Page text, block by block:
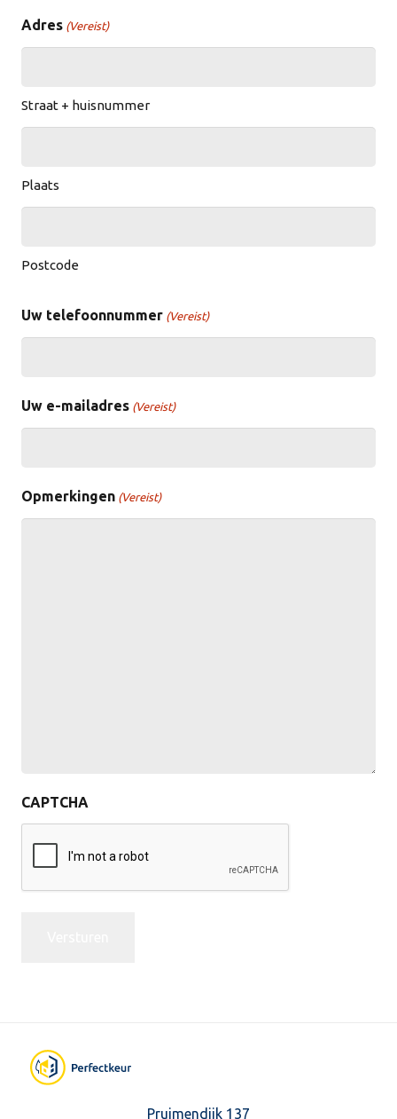
Adres (Vereist)
Straat + huisnummer
Plaats
Postcode
Uw telefoonnummer (Vereist)
Uw e-mailadres (Vereist)
Opmerkingen (Vereist)
CAPTCHA
Pruimendijk 137